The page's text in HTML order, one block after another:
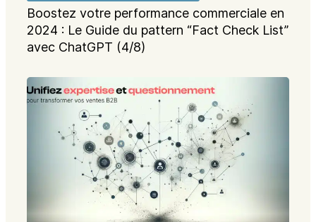
Boostez votre performance commerciale en
2024 : Le Guide du pattern “Fact Check List”
avec ChatGPT (4/8)